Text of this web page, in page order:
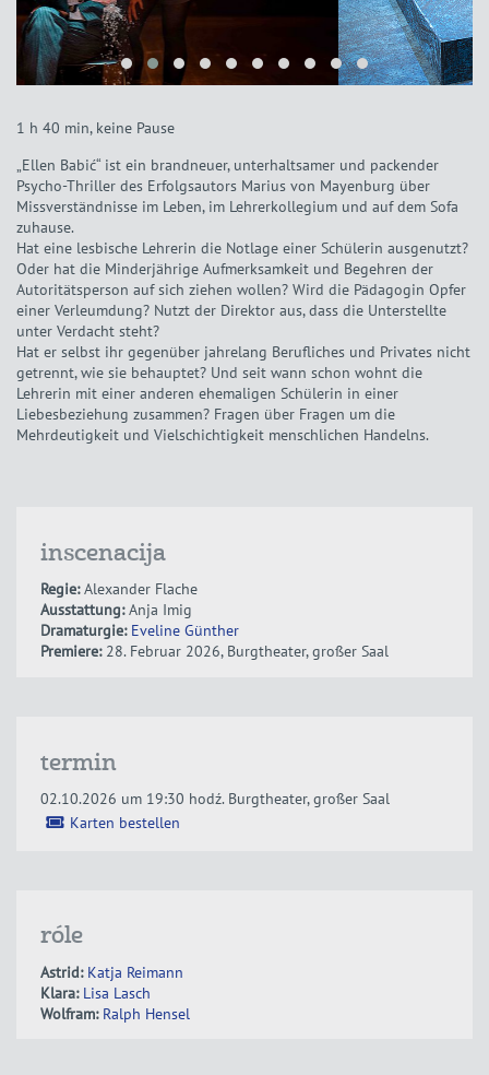
1 h 40 min, keine Pause
„Ellen Babić“ ist ein brandneuer, unterhaltsamer und packender
Psycho-Thriller des Erfolgsautors Marius von Mayenburg über
Missverständnisse im Leben, im Lehrerkollegium und auf dem Sofa
zuhause.
Hat eine lesbische Lehrerin die Notlage einer Schülerin ausgenutzt?
Oder hat die Minderjährige Aufmerksamkeit und Begehren der
Autoritätsperson auf sich ziehen wollen? Wird die Pädagogin Opfer
einer Verleumdung? Nutzt der Direktor aus, dass die Unterstellte
unter Verdacht steht?
Hat er selbst ihr gegenüber jahrelang Berufliches und Privates nicht
getrennt, wie sie behauptet? Und seit wann schon wohnt die
Lehrerin mit einer anderen ehemaligen Schülerin in einer
Liebesbeziehung zusammen? Fragen über Fragen um die
Mehrdeutigkeit und Vielschichtigkeit menschlichen Handelns.
inscenacija
Regie:Alexander Flache
Ausstattung:Anja Imig
Dramaturgie: Eveline Günther
Premiere:28. Februar 2026, Burgtheater, großer Saal
termin
02.10.2026 um 19:30 hodź. Burgtheater, großer Saal
Karten bestellen
róle
Astrid: Katja Reimann
Klara: Lisa Lasch
Wolfram: Ralph Hensel